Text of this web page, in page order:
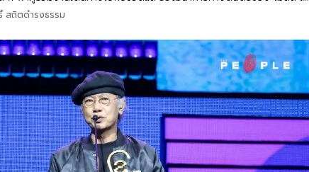
สามารถเป็นประสบการณ์ที่ละเมียดละไม สนุก และเต็มไปด้วยบทสนทนาได้
สถิตดำรงธรรม